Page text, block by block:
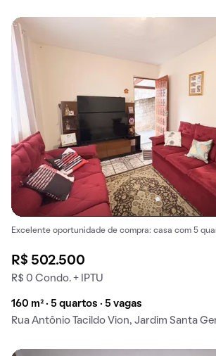
Excelente oportunidade de compra: casa com 5
R$ 502.500
R$ 0 Condo. + IPTU
160 m² · 5 quartos · 5 vagas
Rua Antônio Tacildo Vion, Jardim Santa